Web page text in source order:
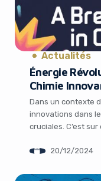
Actualités
Énergie
Chimie
Dans un contexte
innovations dans
cruciales. C’est
vient de lever 18
l’énergie et de
20/12/2024